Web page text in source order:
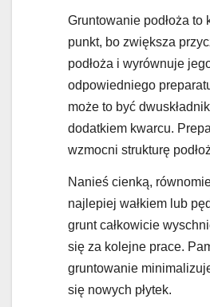
Gruntowanie podłoża to
punkt, bo zwiększa
podłoża i wyrównuje
odpowiedniego
może to być
dodatkiem kwarcu.
wzmocni strukturę
Nanieś cienką,
najlepiej wałkiem lub
grunt całkowicie
się za kolejne prace.
gruntowanie
się nowych płytek.